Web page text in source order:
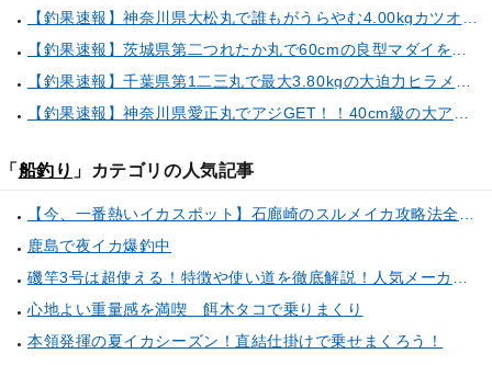
「 船釣り 」カテゴリの人気記事
鹿島で夜イカ爆釣中
心地よい重量感を満喫 餌木タコで乗りまくり
本領発揮の夏イカシーズン！直結仕掛けで乗せまくろう！